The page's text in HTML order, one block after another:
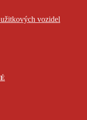
vozidel